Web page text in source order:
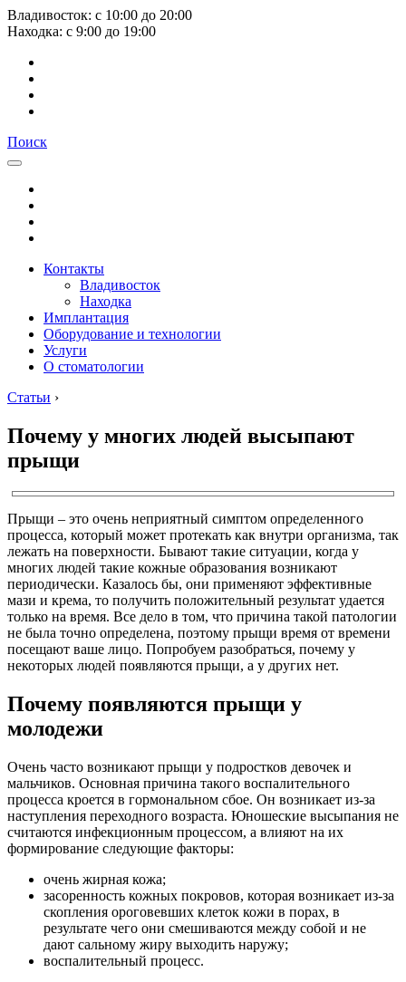
Владивосток: с 10:00 до 20:00
Находка: с 9:00 до 19:00
Поиск
Контакты
Владивосток
Находка
Имплантация
Оборудование и технологии
Услуги
О стоматологии
Статьи ›
Почему у многих людей высыпают
прыщи
Прыщи – это очень неприятный симптом определенного
процесса, который может протекать как внутри организма, так
лежать на поверхности. Бывают такие ситуации, когда у
многих людей такие кожные образования возникают
периодически. Казалось бы, они применяют эффективные
мази и крема, то получить положительный результат удается
только на время. Все дело в том, что причина такой патологии
не была точно определена, поэтому прыщи время от времени
посещают ваше лицо. Попробуем разобраться, почему у
некоторых людей появляются прыщи, а у других нет.
Почему появляются прыщи у
молодежи
Очень часто возникают прыщи у подростков девочек и
мальчиков. Основная причина такого воспалительного
процесса кроется в гормональном сбое. Он возникает из-за
наступления переходного возраста. Юношеские высыпания не
считаются инфекционным процессом, а влияют на их
формирование следующие факторы:
очень жирная кожа;
засоренность кожных покровов, которая возникает из-за
скопления ороговевших клеток кожи в порах, в
результате чего они смешиваются между собой и не
дают сальному жиру выходить наружу;
воспалительный процесс.